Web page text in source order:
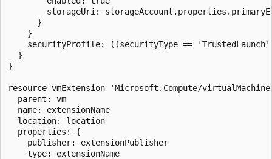
storageUri:
      }
    }
securityProfile: ((securityType ==
  }
}
resource vmExtension 'Microsoft.Compute/
  parent: vm
  name: extensionName
  location: location
  properties: {
    publisher: extensionPublisher
    type: extensionName